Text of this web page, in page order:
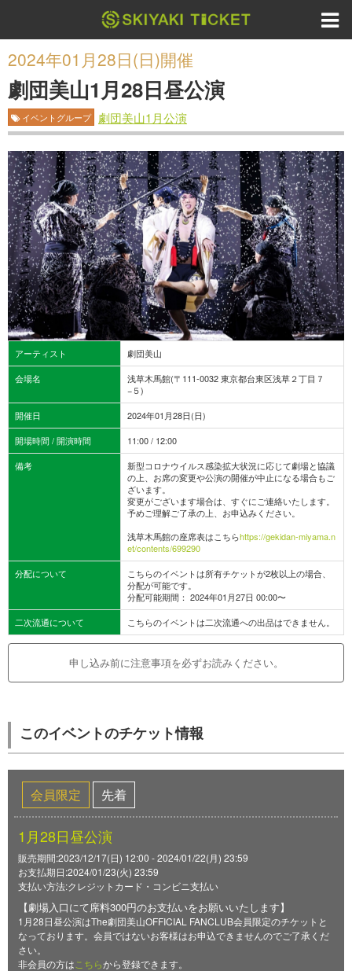
2024年01月28日(日)開催
劇団美山1月28日昼公演
イベントグループ 劇団美山1月公演
アーティスト
劇団美山
会場名
浅草木馬館(〒111-0032 東京都台東区浅草２丁目７
−５)
開催日
2024年01月28日(日)
開場時間 / 開演時間
11:00 / 12:00
備考
新型コロナウイルス感染拡大状況に応じて劇場と協議
の上、お席の変更や公演の開催が中止になる場合もご
ざいます。
変更がございます場合は、すぐにご連絡いたします。
予めご理解ご了承の上、お申込みください。
浅草木馬館の座席表はこちらhttps://gekidan-miyama.n
et/contents/699290
分配について
こちらのイベントは所有チケットが2枚以上の場合、
分配が可能です。
分配可能期間： 2024年01月27日 00:00〜
二次流通について
こちらのイベントは二次流通への出品はできません。
申し込み前に注意事項を必ずお読みください。
このイベントのチケット情報
会員限定 先着
1月28日昼公演
販売期間:2023/12/17(日) 12:00 - 2024/01/22(月) 23:59
お支払期日:2024/01/23(火) 23:59
支払い方法:クレジットカード・コンビニ支払い
【劇場入口にて席料300円のお支払いをお願いいたします】
1月28日昼公演はThe劇団美山OFFICIAL FANCLUB会員限定のチケットと
なっております。会員ではないお客様はお申込できませんのでご了承くだ
さい。
非会員の方は こちらから登録できます。